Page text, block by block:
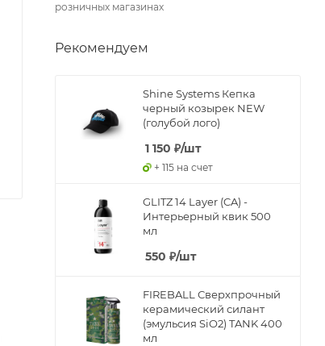
розничных магазинах
Рекомендуем
Shine Systems Кепка
черный козырек NEW
(голубой лого)
1 150 ₽/шт
+ 115 на счет
GLITZ 14 Layer (CA) -
Интерьерный квик 500
мл
550 ₽/шт
FIREBALL Сверхпрочный
керамический силант
(эмульсия SiO2) TANK 400
мл